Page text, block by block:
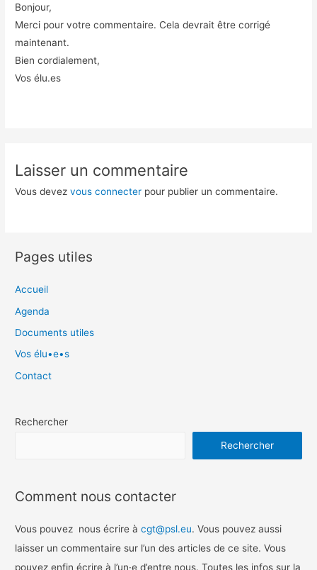
Bonjour,
Merci pour votre commentaire. Cela devrait être corrigé
maintenant.
Bien cordialement,
Vos élu.es
Laisser un commentaire
Vous devezvous connecter pour publier un commentaire.
Pages utiles
Accueil
Agenda
Documents utiles
Vos élu•e•s
Contact
Rechercher
Rechercher
Comment nous contacter
Vous pouvez nous écrire àcgt@psl.eu. Vous pouvez aussi
laisser un commentaire sur l’un des articles de ce site. Vous
pouvez enfin écrire à l’un·e d’entre nous. Toutes les infos sur la